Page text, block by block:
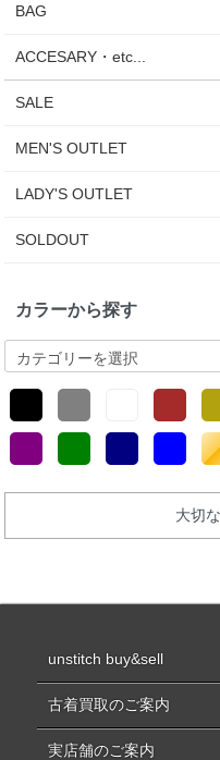
BAG
ACCESARY・etc...
SALE
MEN'S OUTLET
LADY'S OUTLET
SOLDOUT
カラーから探す
大切
unstitch buy&sell
古着買取のご案内
実店舗のご案内